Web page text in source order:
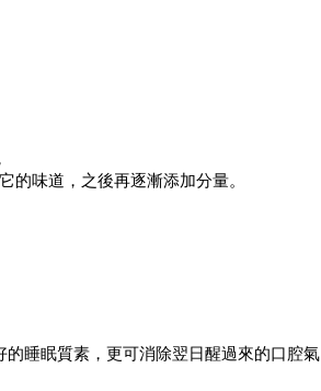
的味道，之後再逐漸添加分量。
睡眠質素，更可消除翌日醒過來的口腔氣